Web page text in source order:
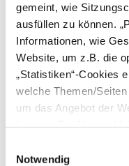
gemeint, wie
ausfüllen zu können.
Informationen, wie
Website, um z.B. die
„Statistiken“-Cookies
welche Themen/
um das Angebot der
Notwendig
Dr. Guido
MBA